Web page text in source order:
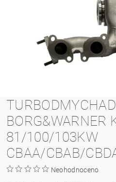
BORG&WARNER
81/100/103KW
CBAA/CBAB/
Neohodnoceno